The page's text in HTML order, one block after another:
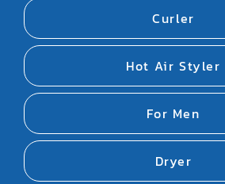
Curler
Hot Air Styler
For Men
Dryer